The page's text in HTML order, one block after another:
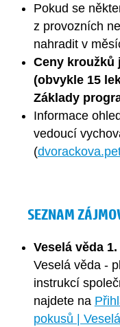
Pokud se
z provozních
nahradit v
Ceny kroužků
(obvykle 15
Základy
Informace
vedoucí
(
SEZNAM
Veselá věda
Veselá věda -
instrukcí
najdete na
pokusů |